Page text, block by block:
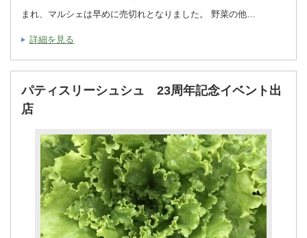
まれ、マルシェは早めに売切れとなりました。 野菜の他…
詳細を見る
パティスリーシュシュ 23周年記念イベント出
店